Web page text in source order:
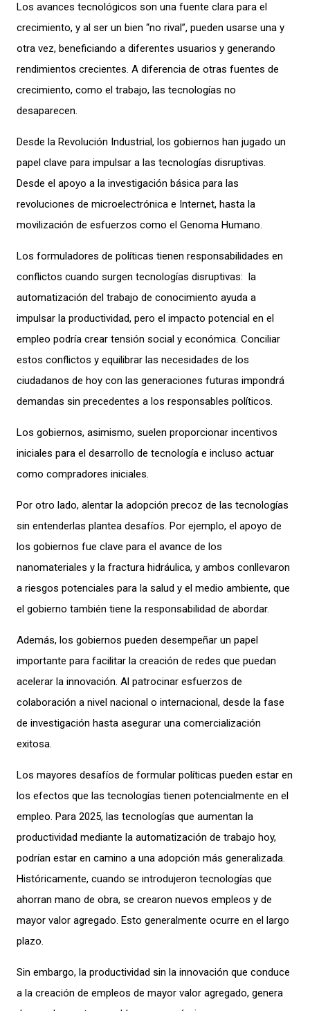
Los avances tecnológicos son una fuente clara para el
crecimiento, y al ser un bien “no rival”, pueden usarse una y
otra vez, beneficiando a diferentes usuarios y generando
rendimientos crecientes. A diferencia de otras fuentes de
crecimiento, como el trabajo, las tecnologías no
desaparecen.
Desde la Revolución Industrial, los gobiernos han jugado un
papel clave para impulsar a las tecnologías disruptivas.
Desde el apoyo a la investigación básica para las
revoluciones de microelectrónica e Internet, hasta la
movilización de esfuerzos como el Genoma Humano.
Los formuladores de políticas tienen responsabilidades en
conflictos cuando surgen tecnologías disruptivas: la
automatización del trabajo de conocimiento ayuda a
impulsar la productividad, pero el impacto potencial en el
empleo podría crear tensión social y económica. Conciliar
estos conflictos y equilibrar las necesidades de los
ciudadanos de hoy con las generaciones futuras impondrá
demandas sin precedentes a los responsables políticos.
Los gobiernos, asimismo, suelen proporcionar incentivos
iniciales para el desarrollo de tecnología e incluso actuar
como compradores iniciales.
Por otro lado, alentar la adopción precoz de las tecnologías
sin entenderlas plantea desafíos. Por ejemplo, el apoyo de
los gobiernos fue clave para el avance de los
nanomateriales y la fractura hidráulica, y ambos conllevaron
a riesgos potenciales para la salud y el medio ambiente, que
el gobierno también tiene la responsabilidad de abordar.
Además, los gobiernos pueden desempeñar un papel
importante para facilitar la creación de redes que puedan
acelerar la innovación. Al patrocinar esfuerzos de
colaboración a nivel nacional o internacional, desde la fase
de investigación hasta asegurar una comercialización
exitosa.
Los mayores desafíos de formular políticas pueden estar en
los efectos que las tecnologías tienen potencialmente en el
empleo. Para 2025, las tecnologías que aumentan la
productividad mediante la automatización de trabajo hoy,
podrían estar en camino a una adopción más generalizada.
Históricamente, cuando se introdujeron tecnologías que
ahorran mano de obra, se crearon nuevos empleos y de
mayor valor agregado. Esto generalmente ocurre en el largo
plazo.
Sin embargo, la productividad sin la innovación que conduce
a la creación de empleos de mayor valor agregado, genera